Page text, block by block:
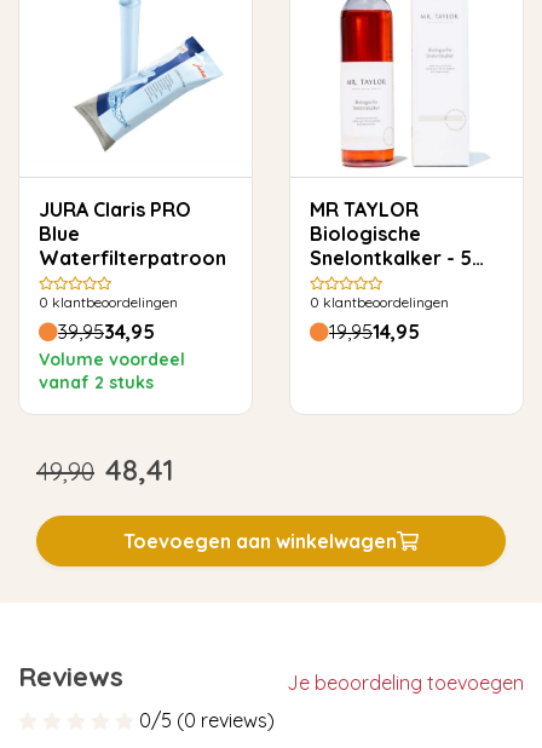
JURA Claris PRO
Blue
Waterfilterpatroon
0 klantbeoordelingen
39,9534,95
Volume voordeel
vanaf 2 stuks
MR TAYLOR
Biologische
Snelontkalker - 5
keer ontkalken
0 klantbeoordelingen
19,9514,95
49,90 48,41
Toevoegen aan winkelwagen
Reviews
Je beoordeling toevoegen
0/5 (0 reviews)